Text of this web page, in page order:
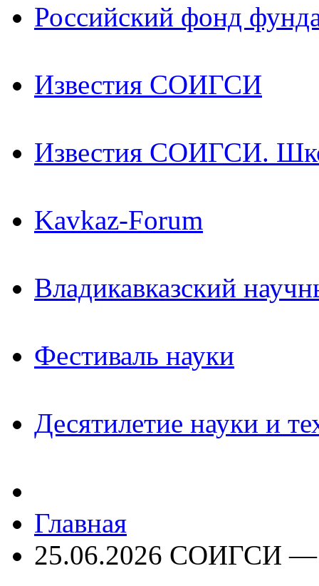
Российский фонд
Известия СОИГСИ
Известия СОИГСИ.
Kavkaz-Forum
Владикавказский
Фестиваль науки
Десятилетие науки и
Главная
25.06.2026 СОИГСИ —